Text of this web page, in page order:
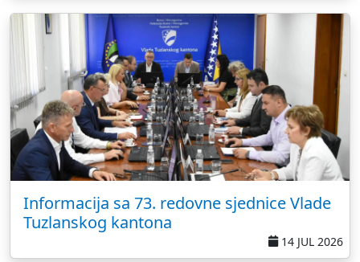
Informacija sa 73. redovne sjednice Vlade
Tuzlanskog kantona
14 JUL 2026